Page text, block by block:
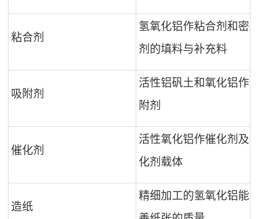
粘合剂
氢氧化铝作粘合剂和密封
剂的填料与补充料
吸附剂
活性铝矾土和氧化铝作吸
附剂
催化剂
活性氧化铝作催化剂及催
化剂载体
造纸
精细加工的氢氧化铝能改